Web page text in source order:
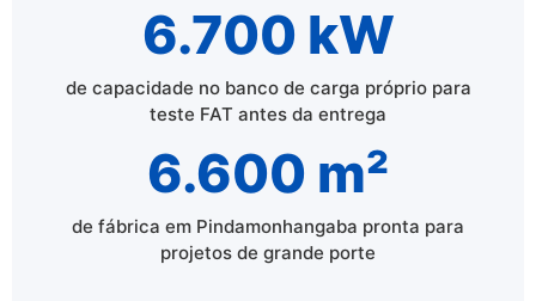
6.700 kW
de capacidade no banco de carga próprio para
teste FAT antes da entrega
6.600 m²
de fábrica em Pindamonhangaba pronta para
projetos de grande porte